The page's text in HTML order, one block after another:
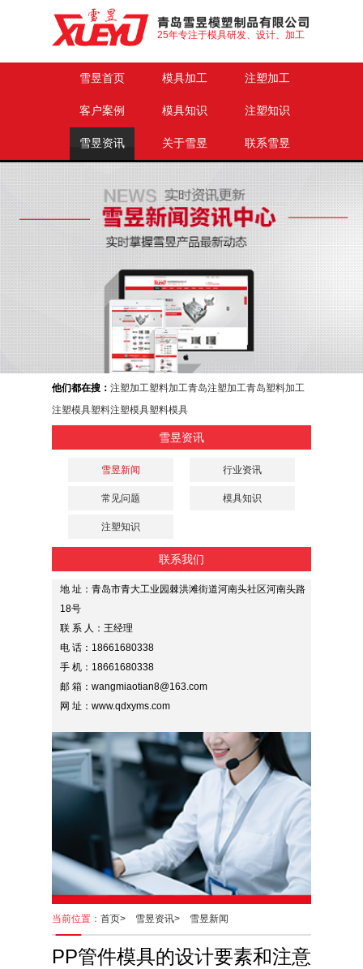
25年专注于模具研发、设计、加工
雪昱首页 模具加工 注塑加工
客户案例 模具知识 注塑知识
雪昱资讯 关于雪昱 联系雪昱
他们都在搜： 注塑加工塑料加工青岛注塑加工青岛塑料加工
注塑模具塑料注塑模具塑料模具
雪昱资讯
雪昱新闻 行业资讯
常见问题 模具知识
注塑知识
联系我们
地 址：青岛市青大工业园棘洪滩街道河南头社区河南头路
18号
联 系 人：王经理
电 话：18661680338
手 机：18661680338
邮 箱：wangmiaotian8@163.com
网 址：www.qdxyms.com
当前位置： 首页> 雪昱资讯> 雪昱新闻
PP管件模具的设计要素和注意